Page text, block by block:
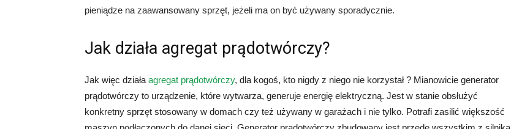
pieniądze na zaawansowany sprzęt, jeżeli ma on być używany sporadycznie.
Jak działa agregat prądotwórczy?
Jak więc działa agregat prądotwórczy, dla kogoś, kto nigdy z niego nie korzystał ? Mianowicie generator
prądotwórczy to urządzenie, które wytwarza, generuje energię elektryczną. Jest w stanie obsłużyć
konkretny sprzęt stosowany w domach czy też używany w garażach i nie tylko. Potrafi zasilić większość